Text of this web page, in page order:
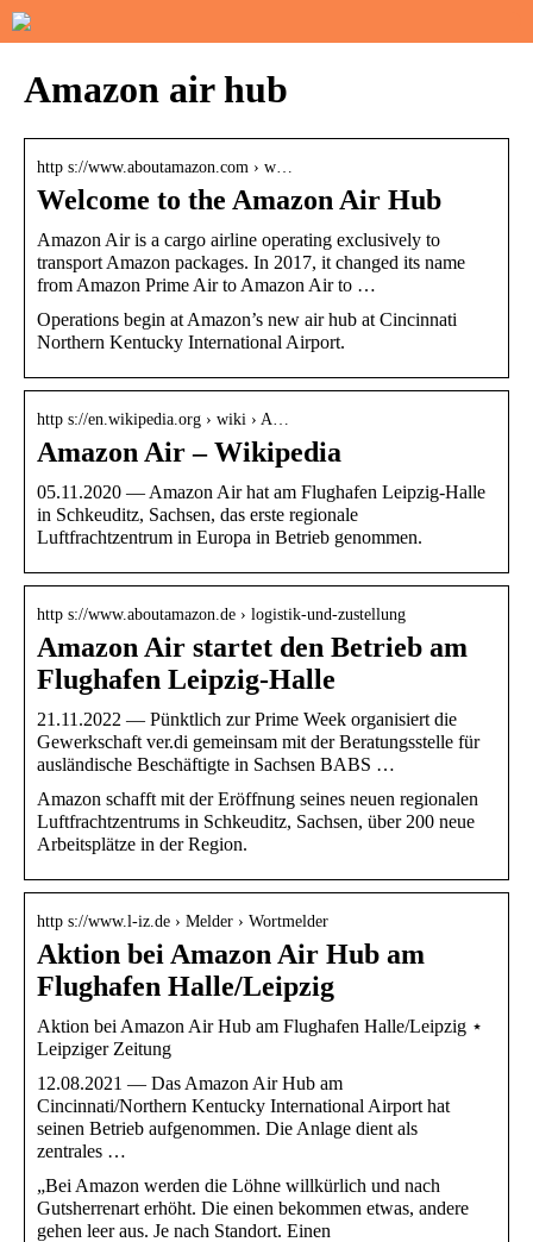
Amazon air hub
http s://www.aboutamazon.com › w…
Welcome to the Amazon Air Hub
Amazon Air is a cargo airline operating exclusively to
transport Amazon packages. In 2017, it changed its name
from Amazon Prime Air to Amazon Air to …
Operations begin at Amazon’s new air hub at Cincinnati
Northern Kentucky International Airport.
http s://en.wikipedia.org › wiki › A…
Amazon Air – Wikipedia
05.11.2020 — Amazon Air hat am Flughafen Leipzig-Halle
in Schkeuditz, Sachsen, das erste regionale
Luftfrachtzentrum in Europa in Betrieb genommen.
http s://www.aboutamazon.de › logistik-und-zustellung
Amazon Air startet den Betrieb am
Flughafen Leipzig-Halle
21.11.2022 — Pünktlich zur Prime Week organisiert die
Gewerkschaft ver.di gemeinsam mit der Beratungsstelle für
ausländische Beschäftigte in Sachsen BABS …
Amazon schafft mit der Eröffnung seines neuen regionalen
Luftfrachtzentrums in Schkeuditz, Sachsen, über 200 neue
Arbeitsplätze in der Region.
http s://www.l-iz.de › Melder › Wortmelder
Aktion bei Amazon Air Hub am
Flughafen Halle/Leipzig
Aktion bei Amazon Air Hub am Flughafen Halle/Leipzig ⋆
Leipziger Zeitung
12.08.2021 — Das Amazon Air Hub am
Cincinnati/Northern Kentucky International Airport hat
seinen Betrieb aufgenommen. Die Anlage dient als
zentrales …
„Bei Amazon werden die Löhne willkürlich und nach
Gutsherrenart erhöht. Die einen bekommen etwas, andere
gehen leer aus. Je nach Standort. Einen